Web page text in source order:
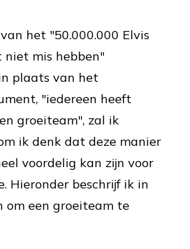
het "50.000.000 Elvis
niet mis hebben"
plaats van het
"iedereen heeft
groeiteam", zal ik
ik denk dat deze manier
voordelig kan zijn voor
Hieronder beschrijf ik in
om een groeiteam te